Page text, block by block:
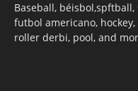
Baseball,
futbol americano,
roller derbi, pool, and